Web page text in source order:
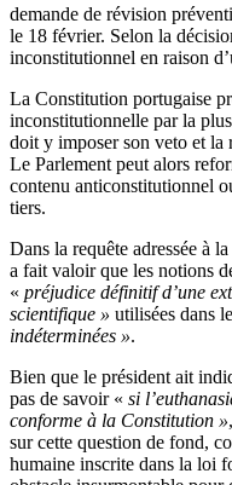
demande de révision
le 18 février. Selon la
inconstitutionnel en raison
La Constitution portugaise
inconstitutionnelle par la
doit y imposer son veto et la
Le Parlement peut alors
contenu anticonstitutionnel
tiers.
Dans la requête adressée à
a fait valoir que les notions
« préjudice définitif d’une
scientifique » utilisées dans
indéterminées ».
Bien que le président ait
pas de savoir « si
conforme à la Constitution »
sur cette question de fond,
humaine inscrite dans la loi